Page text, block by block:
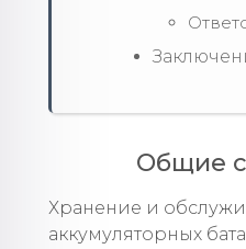
Общие
Хранение и
аккумуляторных